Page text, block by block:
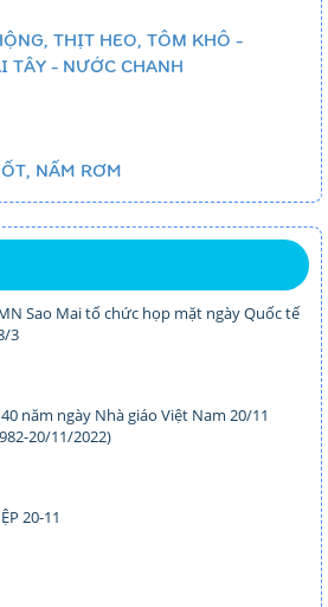
THỊT HEO, TÔM KHÔ -
TÂY - NƯỚC CHANH
NẤM RƠM
Sao Mai tổ chức họp mặt ngày Quốc tế
3
năm ngày Nhà giáo Việt Nam 20/11
20/11/2022)
20-11